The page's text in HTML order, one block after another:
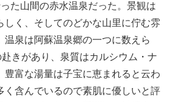
た山間の赤水温泉だった。景観は
しく、そしてのどかな山里に佇む雰
温泉は阿蘇温泉郷の一つに数えら
きがあり、泉質はカルシウム・ナ
豊富な湯量は子宝に恵まれると云わ
く含んでいるので素肌に優しいと評